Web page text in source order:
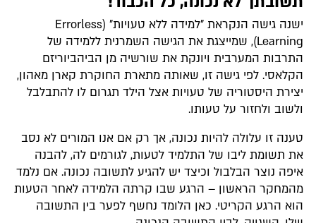
ישנה גישה הנקראת "למידה ללא טעויות" (Errorless
Learning), שמייצגת את הגישה השמרנית ללמידה של
התרבות המערבית ויונקת את שורשיה מן הביהביוריזם
הקלאסי. לפי גישה זו, שאותה מתארת החוקרת קארן מאהון,
יצירת היסטוריה של טעויות אצל הילד תגרום לו להתבלבל
ולשוב ולחזור על טעותו.
טענה זו עלולה להיות נכונה, אך רק אם אנו המורים לא נסב
את תשומת ליבו של התלמיד לטעות, לגורמים לה, להבנה
איפה נוצר הבלבול וכיצד יש להגיע לתשובה נכונה. אם נלמד
מהמחקר הראשון – הרגע שבו קרתה הלמידה לאחר הטעות
הוא הרגע הקריטי. כאן הלומד נחשף לפער בין התשובה